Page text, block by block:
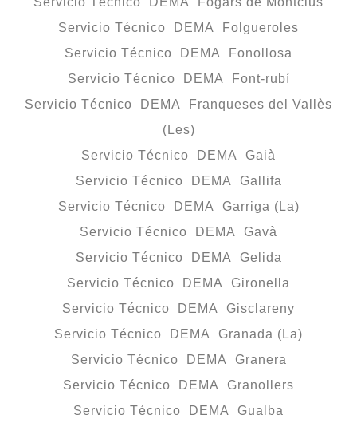
Servicio Técnico DEMA Folgueroles
Servicio Técnico DEMA Fonollosa
Servicio Técnico DEMA Font-rubí
Servicio Técnico DEMA Franqueses del Vallès
(Les)
Servicio Técnico DEMA Gaià
Servicio Técnico DEMA Gallifa
Servicio Técnico DEMA Garriga (La)
Servicio Técnico DEMA Gavà
Servicio Técnico DEMA Gelida
Servicio Técnico DEMA Gironella
Servicio Técnico DEMA Gisclareny
Servicio Técnico DEMA Granada (La)
Servicio Técnico DEMA Granera
Servicio Técnico DEMA Granollers
Servicio Técnico DEMA Gualba